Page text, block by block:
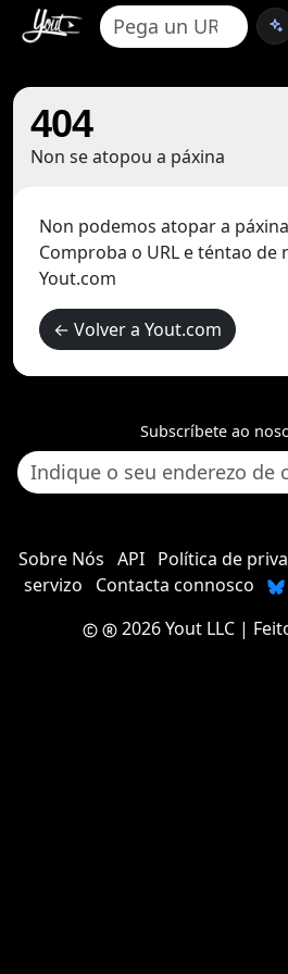
404
Non se atopou a páxina
Non podemos atopar a
Comproba o URL e téntao de
Yout.com
← Volver a Yout.com
Subscríbete ao
Sobre Nós API Política de
servizo
Contacta connosco
2026 Yout LLC|